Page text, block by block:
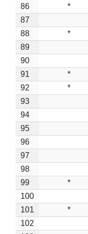
86
*
87
88
*
89
90
91
*
92
*
93
94
95
96
97
98
99
*
100
101
*
102